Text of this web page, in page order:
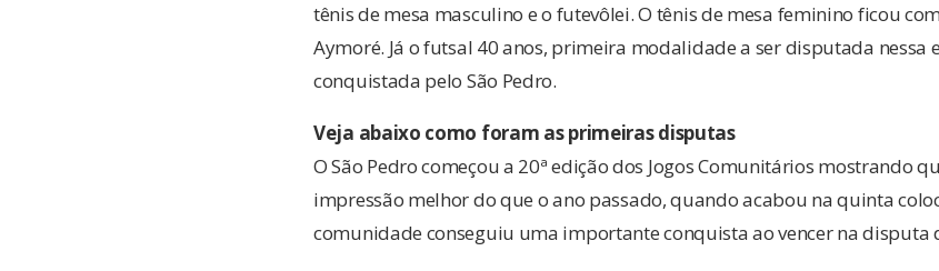
tênis de mesa masculino e o futevôlei. O tênis de mesa feminino ficou
Aymoré. Já o futsal 40 anos, primeira modalidade a ser disputada nessa
conquistada pelo São Pedro.
Veja abaixo como foram as primeiras disputas
O São Pedro começou a 20ª edição dos Jogos Comunitários mostrando
impressão melhor do que o ano passado, quando acabou na quinta
comunidade conseguiu uma importante conquista ao vencer na disputa